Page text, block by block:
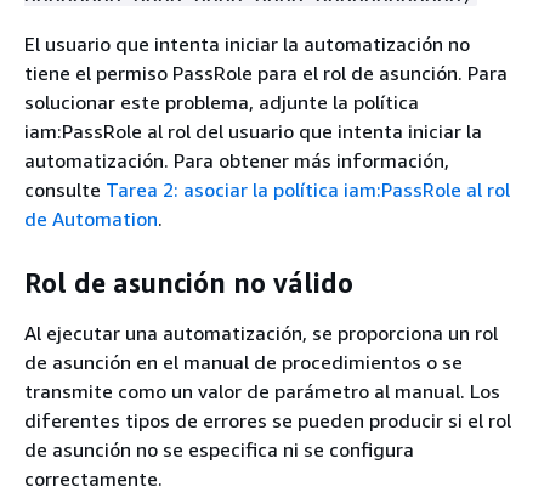
El usuario que intenta iniciar la automatización no
tiene el permiso PassRole para el rol de asunción. Para
solucionar este problema, adjunte la política
iam:PassRole al rol del usuario que intenta iniciar la
automatización. Para obtener más información,
consulte Tarea 2: asociar la política iam:PassRole al rol
de Automation.
Rol de asunción no válido
Al ejecutar una automatización, se proporciona un rol
de asunción en el manual de procedimientos o se
transmite como un valor de parámetro al manual. Los
diferentes tipos de errores se pueden producir si el rol
de asunción no se especifica ni se configura
correctamente.